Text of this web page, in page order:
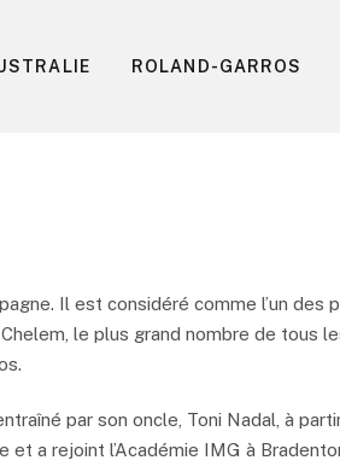
ROLAND-GARROS
Il est considéré comme l’un des
le plus grand nombre de tous
par son oncle, Toni Nadal, à partir
a rejoint l’Académie IMG à